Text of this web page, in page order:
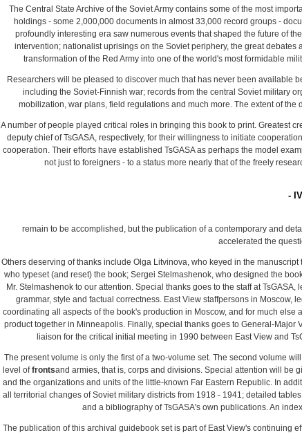
The Central State Archive of the Soviet Army contains some of the most
holdings - some 2,000,000 documents in almost 33,000 record groups -
profoundly interesting era saw numerous events that shaped the future of
intervention; nationalist uprisings on the Soviet periphery, the great
transformation of the Red Army into one of the world's most formidable
Researchers will be pleased to discover much that has never been available
including the Soviet-Finnish war; records from the central Soviet military
mobilization, war plans, field regulations and much more. The extent of
A number of people played critical roles in bringing this book to print. Greatest
deputy chief of TsGASA, respectively, for their willingness to initiate
cooperation. Their efforts have established TsGASA as perhaps the model
not just to foreigners - to a status more nearly that of the freely
-
remain to be accomplished, but the publication of a contemporary and
accelerated the
Others deserving of thanks include Olga Litvinova, who keyed in the
who typeset (and reset) the book; Sergei Stelmashenok, who designed the
Mr. Stelmashenok to our attention. Special thanks goes to the staff at
grammar, style and factual correctness. East View staffpersons in Moscow,
coordinating all aspects of the book's production in Moscow, and for much
product together in Minneapolis. Finally, special thanks goes to General-Major
liaison for the critical initial meeting in 1990 between East View and
The present volume is only the first of a two-volume set. The second volume
level offrontsand armies, that is, corps and divisions. Special attention will be
and the organizations and units of the little-known Far Eastern Republic. In
all territorial changes of Soviet military districts from 1918 - 1941; detailed
and a bibliography of TsGASA's own publications. An
The publication of this archival guidebook set is part of East View's continuing